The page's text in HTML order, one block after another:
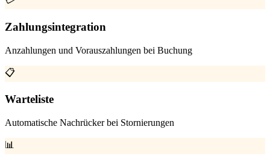
Zahlungsintegration
Anzahlungen und Vorauszahlungen bei Buchung
📋
Warteliste
Automatische Nachrücker bei Stornierungen
📊